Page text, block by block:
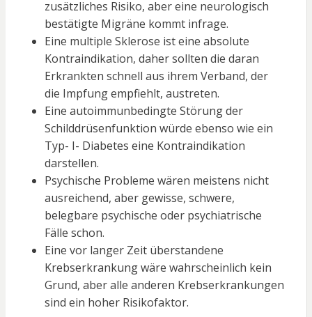
zusätzliches Risiko, aber eine neurologisch
bestätigte Migräne kommt infrage.
Eine multiple Sklerose ist eine absolute
Kontraindikation, daher sollten die daran
Erkrankten schnell aus ihrem Verband, der
die Impfung empfiehlt, austreten.
Eine autoimmunbedingte Störung der
Schilddrüsenfunktion würde ebenso wie ein
Typ- I- Diabetes eine Kontraindikation
darstellen.
Psychische Probleme wären meistens nicht
ausreichend, aber gewisse, schwere,
belegbare psychische oder psychiatrische
Fälle schon.
Eine vor langer Zeit überstandene
Krebserkrankung wäre wahrscheinlich kein
Grund, aber alle anderen Krebserkrankungen
sind ein hoher Risikofaktor.